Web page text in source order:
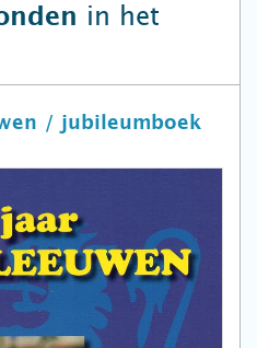
in het
/ jubileumboek